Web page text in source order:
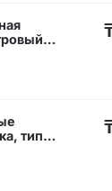
-тип: